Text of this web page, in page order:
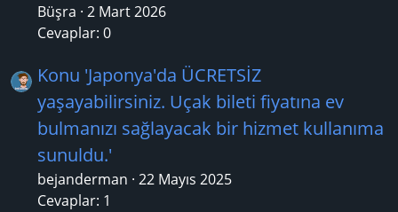
Büşra 2 Mart 2026
Cevaplar: 0
Konu 'Japonya'da ÜCRETSİZ
yaşayabilirsiniz. Uçak bileti fiyatına ev
bulmanızı sağlayacak bir hizmet kullanıma
sunuldu.'
bejanderman 22 Mayıs 2025
Cevaplar: 1